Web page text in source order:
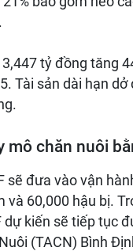
tỷ đồng tăng
Tài sản dài hạn
mô chăn nuôi
sẽ đưa vào vận
và 60,000 hậu bị.
dự kiến sẽ tiếp tục
(TACN) Bình